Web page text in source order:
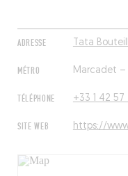
ADRESSE Tata
MÉTRO Marcadet –
TÉLÉPHONE +33 1 42 57
SITE WEB https://